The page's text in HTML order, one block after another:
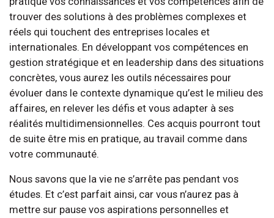
trouver des solutions à des problèmes complexes et
réels qui touchent des entreprises locales et
internationales. En développant vos compétences en
gestion stratégique et en leadership dans des situations
concrètes, vous aurez les outils nécessaires pour
évoluer dans le contexte dynamique qu’est le milieu des
affaires, en relever les défis et vous adapter à ses
réalités multidimensionnelles. Ces acquis pourront tout
de suite être mis en pratique, au travail comme dans
votre communauté.
Nous savons que la vie ne s’arrête pas pendant vos
études. Et c’est parfait ainsi, car vous n’aurez pas à
mettre sur pause vos aspirations personnelles et